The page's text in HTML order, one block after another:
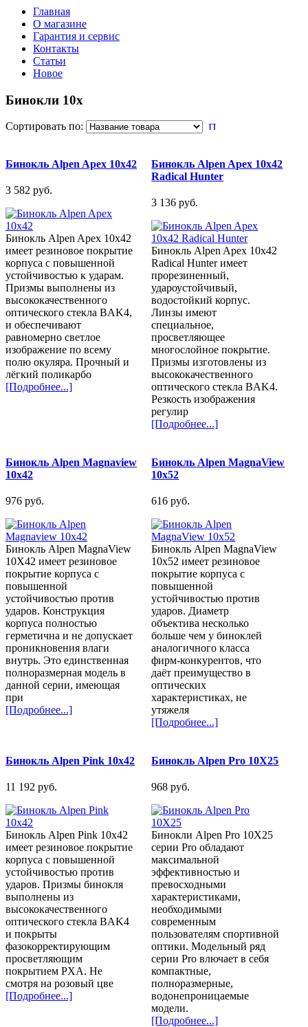
Главная
О магазине
Гарантия и сервис
Контакты
Статьи
Новое
Бинокли 10x
Сортировать по:
Бинокль Alpen Apex 10x42
3 582 pуб.
Бинокль Alpen Apex 10x42
имеет резиновое покрытие
корпуса с повышенной
устойчивостью к ударам.
Призмы выполнены из
высококачественного
оптического стекла BAK4,
и обеспечивают
равномерно светлое
изображение по всему
полю окуляра. Прочный и
лёгкий поликарбо
[Подробнее...]
Бинокль Alpen Apex 10x42
Radical Hunter
3 136 pуб.
Бинокль Alpen Apex 10x42
Radical Hunter имеет
прорезиненный,
удароустойчивый,
водостойкий корпус.
Линзы имеют
специальное,
просветляющее
многослойное покрытие.
Призмы изготовлены из
высококачественного
оптического стекла BAK4.
Резкость изображения
регулир
[Подробнее...]
Бинокль Alpen Magnaview
10x42
976 pуб.
Бинокль Alpen MagnaView
10X42 имеет резиновое
покрытие корпуса с
повышенной
устойчивостью против
ударов. Конструкция
корпуса полностью
герметична и не допускает
проникновения влаги
внутрь. Это единственная
полноразмерная модель в
данной серии, имеющая
при
[Подробнее...]
Бинокль Alpen MagnaView
10x52
616 pуб.
Бинокль Alpen MagnaView
10x52 имеет резиновое
покрытие корпуса с
повышенной
устойчивостью против
ударов. Диаметр
объектива несколько
больше чем у биноклей
аналогичного класса
фирм-конкурентов, что
даёт преимущество в
оптических
характеристиках, не
утяжеля
[Подробнее...]
Бинокль Alpen Pink 10x42
11 192 pуб.
Бинокль Alpen Pink 10x42
имеет резиновое покрытие
корпуса с повышенной
устойчивостью против
ударов. Призмы бинокля
выполнены из
высококачественного
оптического стекла BAK4
и покрыты
фазокорректирующим
просветляющим
покрытием PXA. Не
смотря на розовый цве
[Подробнее...]
Бинокль Alpen Pro 10X25
968 pуб.
Бинокли Alpen Pro 10X25
серии Pro обладают
максимальной
эффективностью и
превосходными
характеристиками,
необходимыми
современным
пользователям спортивной
оптики. Модельный ряд
серии Pro влючает в себя
компактные,
полноразмерные,
водонепроницаемые
модели.
[Подробнее...]